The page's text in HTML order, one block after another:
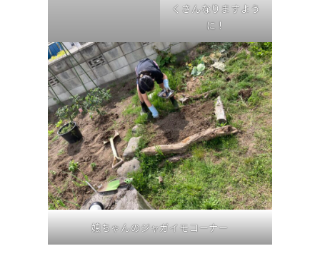
くさんなりますよう
に！
娘ちゃんのジャガイモコーナー